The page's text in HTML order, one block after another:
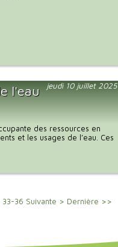
jeudi 10 juillet 2025
l'eau
des ressources en
et les usages de l’eau. Ces
33-36 Suivante > Dernière >>